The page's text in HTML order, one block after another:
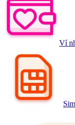
Ví